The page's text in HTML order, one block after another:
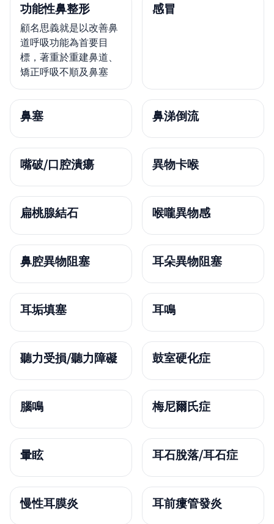
功能性鼻整形
顧名思義就是以改善鼻
道呼吸功能為首要目
標，著重於重建鼻道、
矯正呼吸不順及鼻塞
感冒
鼻塞 鼻涕倒流
嘴破/口腔潰瘍 異物卡喉
扁桃腺結石 喉嚨異物感
鼻腔異物阻塞 耳朵異物阻塞
耳垢填塞 耳鳴
聽力受損/聽力障礙 鼓室硬化症
腦鳴 梅尼爾氏症
暈眩 耳石脫落/耳石症
慢性耳膜炎 耳前瘻管發炎